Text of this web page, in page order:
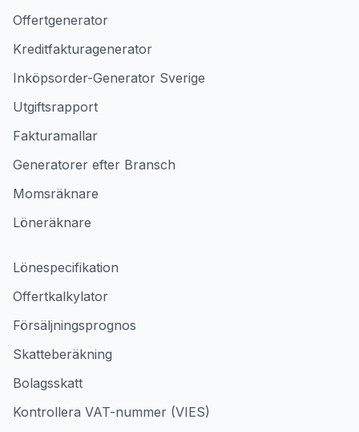
Offertgenerator
Kreditfakturagenerator
Inköpsorder-Generator Sverige
Utgiftsrapport
Fakturamallar
Generatorer efter Bransch
Momsräknare
Löneräknare
Lönespecifikation
Offertkalkylator
Försäljningsprognos
Skatteberäkning
Bolagsskatt
Kontrollera VAT-nummer (VIES)